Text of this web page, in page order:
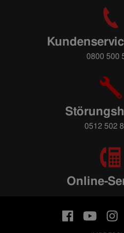
0800 500
0512 502
Online-